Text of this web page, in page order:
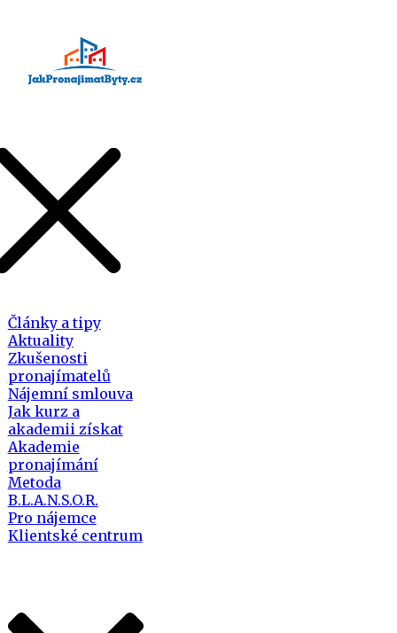
Články a tipy
Aktuality
Zkušenosti
pronajímatelů
Nájemní smlouva
Jak kurz a
akademii získat
Akademie
pronajímání
Metoda
B.L.A.N.S.O.R.
Pro nájemce
Klientské centrum